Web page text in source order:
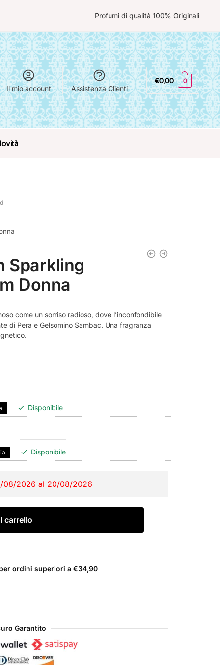
Profumi di qualità 100% Originali
Il mio account Assistenza Clienti
€0,00 0
Sparkling
Donna
come un sorriso radioso, dove l’inconfondibile
di Pera e Gelsomino Sambac. Una fragranza
Disponibile
Disponibile
08/2026 al 20/08/2026
carrello
per ordini superiori a €34,90
Garantito